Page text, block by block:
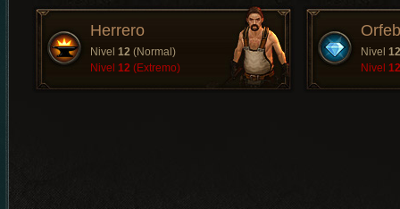
Herrero
Nivel 12 (Normal)
Nivel 12 (Extremo)
Nivel 12
Nivel 12